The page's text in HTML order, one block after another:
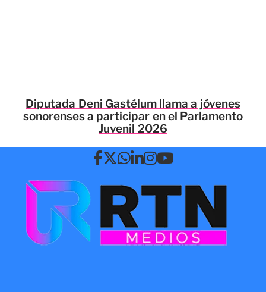
Diputada Deni Gastélum llama a jóvenes
sonorenses a participar en el Parlamento
Juvenil 2026